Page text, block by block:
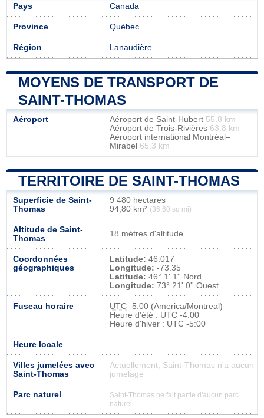
Pays Canada
Province Québec
Région Lanaudière
MOYENS DE TRANSPORT DE
SAINT-THOMAS
Aéroport Aéroport de Saint-Hubert 55.8 km
Aéroport de Trois-Rivières 63.8 km
Aéroport international Montréal–
Mirabel 65.3 km
TERRITOIRE DE SAINT-THOMAS
Superficie de Saint-
Thomas
9 480 hectares
94,80 km² (36,60 sq mi)
Altitude de Saint-
Thomas
18 mètres d'altitude
Coordonnées
géographiques
Latitude: 46.017
Longitude: -73.35
Latitude: 46° 1' 1'' Nord
Longitude: 73° 21' 0'' Ouest
Fuseau horaire UTC -5:00 (America/Montreal)
Heure d'été : UTC -4:00
Heure d'hiver : UTC -5:00
Heure locale
Villes jumelées avec
Saint-Thomas
Actuellement, Saint-Thomas n'a aucun
jumelage
Parc naturel
Saint-Thomas ne fait partie d'aucun parc
naturel